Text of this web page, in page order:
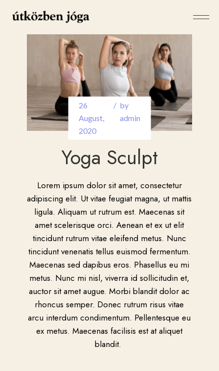
26
August,
2020
by
admin
Yoga Sculpt
Lorem ipsum dolor sit amet, consectetur
adipiscing elit. Ut vitae feugiat magna, ut mattis
ligula. Aliquam ut rutrum est. Maecenas sit
amet scelerisque orci. Aenean et ex ut elit
tincidunt rutrum vitae eleifend metus. Nunc
tincidunt venenatis tellus euismod fermentum.
Maecenas sed dapibus eros. Phasellus eu mi
metus. Nunc mi nisl, viverra id sollicitudin et,
auctor sit amet augue. Morbi blandit dolor ac
rhoncus semper. Donec rutrum risus vitae
arcu interdum condimentum. Pellentesque eu
ex metus. Maecenas facilisis est at aliquet
blandit.